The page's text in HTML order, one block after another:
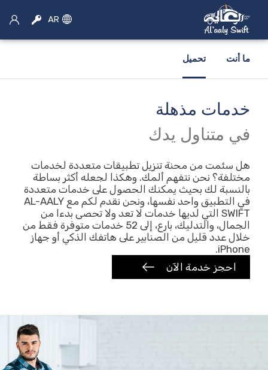
AR
اختر الخدمة
سيارة اجره
حجز سيارات الأجرة
موتو الحجز
تأجير سيارات
تأجير الدراجات النارية
ما أنت تحميل
خدمات مذهلة
في متناول يدك
هل سئمت من محنة تنزيل تطبيقات متعددة لخدمات
مختلفة؟ نحن نتفهم ألمك. وهكذا لجعله أكثر بساطة
بالنسبة لك بحيث يمكنك الحصول على خدمات متعددة
في التطبيق واحد نفسها، ونحن نقدم لكم مع AL-AALY
SWIFT التي لديها خدمات لا تعد ولا تحصى بدءا من
الجمال، والتدليك، بارع، إلى 52 خدمات متوفرة فقط من
خلال عدد قليل من الصنابير على هاتفك الذكي أو جهاز
iPhone.
احجز خدمة الآن